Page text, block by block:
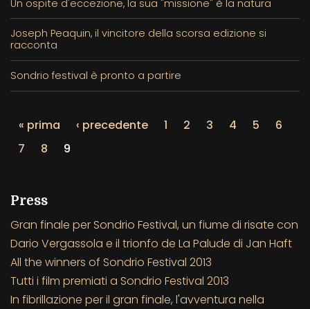
Un ospite d'eccezione, la sua "missione" è la natura
Joseph Peaquin, il vincitore della scorsa edizione si
racconta
Sondrio festival è pronto a partire
« prima ‹ precedente 1 2 3 4 5
6
7
8 9
Press
Gran finale per Sondrio Festival, un fiume di risate con
Dario Vergassola e il trionfo de La Palude di Jan Haft
All the winners of Sondrio Festival 2013
Tutti i film premiati a Sondrio Festival 2013
In fibrillazione per il gran finale, l'avventura nella